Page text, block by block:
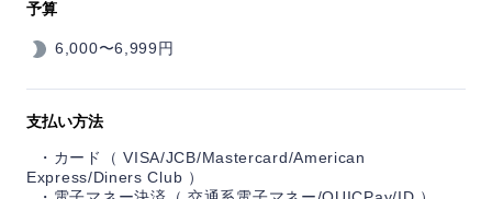
予算
6,000〜6,999円
支払い方法
カード（ VISA/JCB/Mastercard/American
Express/Diners Club ）